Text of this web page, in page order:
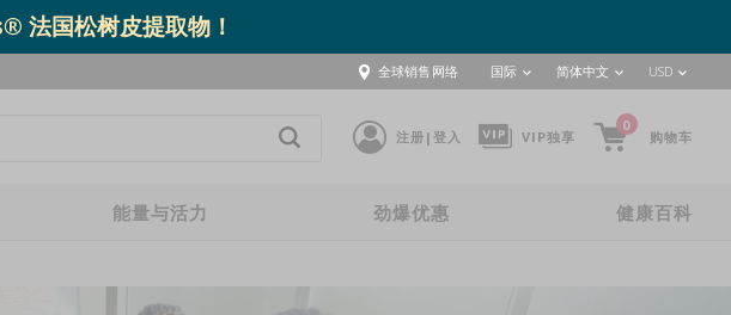
法国松树皮提取物！
全球销售网络 国际 简体中文 USD
注册|登入 VIP独享
0
购物车
能量与活力 劲爆优惠 健康百科